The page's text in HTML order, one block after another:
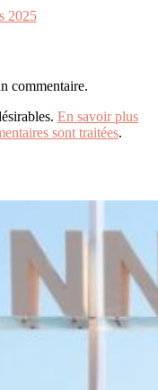
2025
commentaire.
En savoir plus
sont traitées.